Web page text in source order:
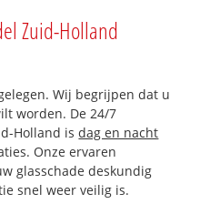
Zuid-Holland
Wij begrijpen dat u
worden. De 24/7
Holland isdag en nacht
Onze ervaren
glasschade deskundig
snel weer veilig is.